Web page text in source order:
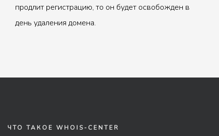
продлит регистрацию, то он будет освобожден в
день удаления домена.
ЧТО ТАКОЕ WHOIS-CENTER